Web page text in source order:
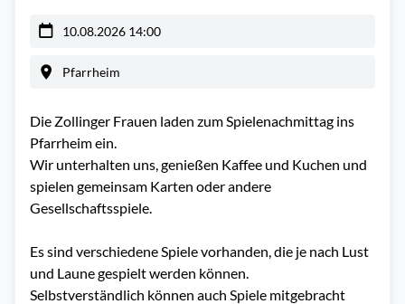
10.08.2026 14:00
Pfarrheim
Die Zollinger Frauen laden zum Spielenachmittag ins
Pfarrheim ein.
Wir unterhalten uns, genießen Kaffee und Kuchen und
spielen gemeinsam Karten oder andere
Gesellschaftsspiele.
Es sind verschiedene Spiele vorhanden, die je nach Lust
und Laune gespielt werden können.
Selbstverständlich können auch Spiele mitgebracht